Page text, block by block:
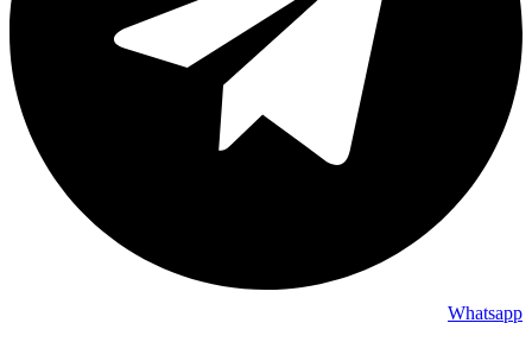
Whatsapp